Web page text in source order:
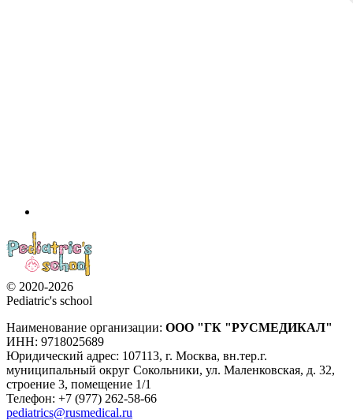
© 2020-2026
Pediatric's school
Наименование организации: ООО "ГК "РУСМЕДИКАЛ"
ИНН: 9718025689
Юридический адрес: 107113, г. Москва, вн.тер.г.
муниципальный округ Сокольники, ул. Маленковская, д. 32,
строение 3, помещение 1/1
Телефон: +7 (977) 262-58-66
pediatrics@rusmedical.ru